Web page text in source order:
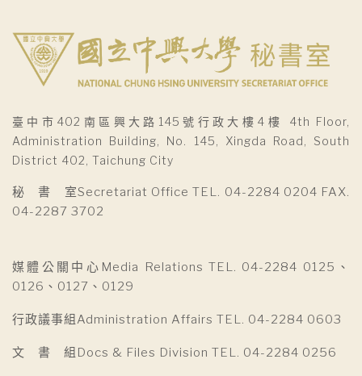
臺中市402南區興大路145號行政大樓4樓 4th Floor,
Administration Building, No. 145, Xingda Road, South
District 402, Taichung City
秘 書 室Secretariat Office TEL. 04-2284 0204 FAX.
04-2287 3702
媒體公關中心Media Relations TEL. 04-2284 0125、
0126、0127、0129
行政議事組Administration Affairs TEL. 04-2284 0603
文 書 組Docs & Files Division TEL. 04-2284 0256